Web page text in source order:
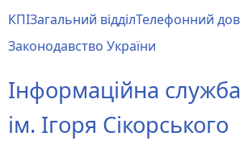
до
основного
КПІЗагальний відділТелефонний
Законодавство України
Інформаційна
ім. Ігоря Сікорського